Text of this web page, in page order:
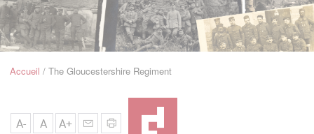
Navigation
FilAccueil The Gloucestershire Regiment
A- A A+